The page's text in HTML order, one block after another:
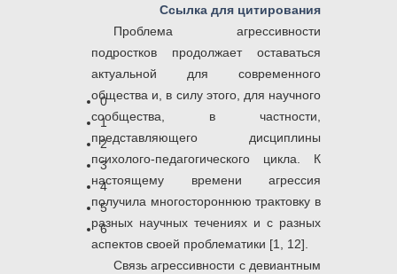
0
1
2
3
4
5
6
Ссылка для цитирования
Проблема агрессивности
подростков продолжает оставаться
актуальной для современного
общества и, в силу этого, для научного
сообщества, в частности,
представляющего дисциплины
психолого-педагогического цикла. К
настоящему времени агрессия
получила многостороннюю трактовку в
разных научных течениях и с разных
аспектов своей проблематики [1, 12].
Связь агрессивности с девиантным